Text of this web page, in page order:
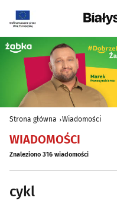
Strona główna Wiadomości
WIADOMOŚCI
Znaleziono 316 wiadomości
cykl